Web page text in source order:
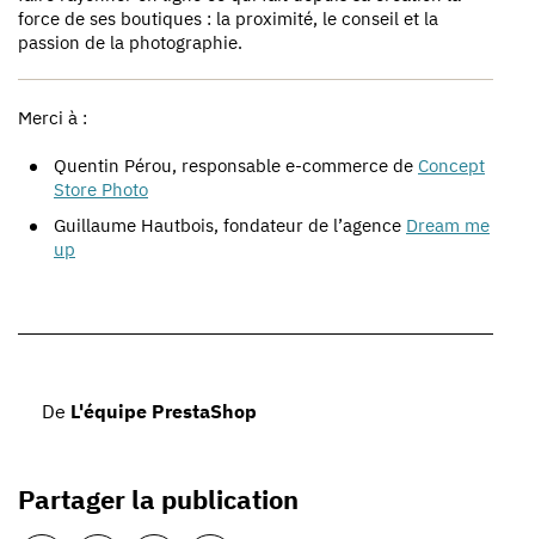
force de ses boutiques : la proximité, le conseil et la
passion de la photographie.
Merci à :
Quentin Pérou, responsable e-commerce de Concept
Store Photo
Guillaume Hautbois, fondateur de l’agence Dream me
up
De L'équipe PrestaShop
Partager la publication